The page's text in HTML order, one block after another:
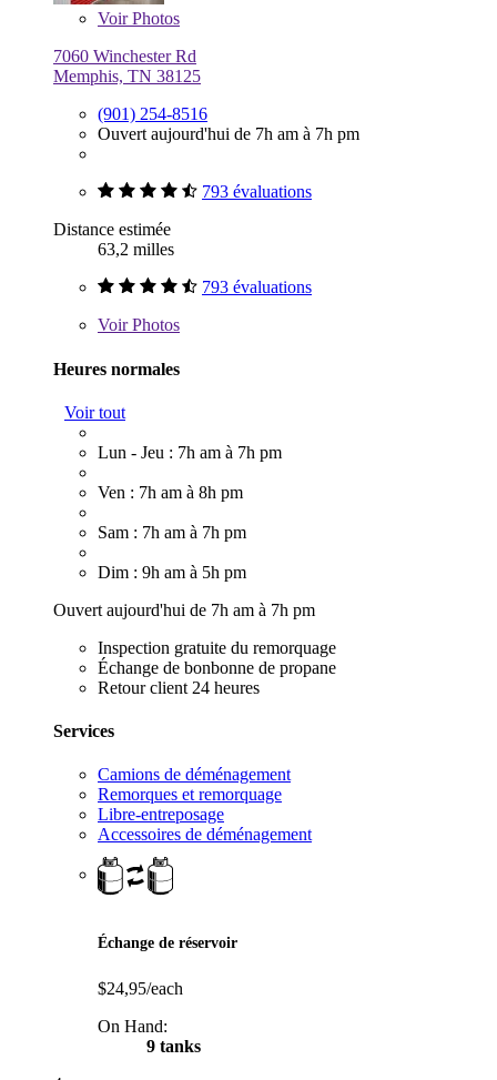
VoirPhotos
7060 Winchester Rd
Memphis, TN 38125
(901) 254-8516
Ouvert aujourd'hui de 7h am à 7h pm
793 évaluations
Distance estimée
63,2 milles
793 évaluations
VoirPhotos
Heures normales
Voir tout
Lun - Jeu : 7h am à 7h pm
Ven : 7h am à 8h pm
Sam : 7h am à 7h pm
Dim : 9h am à 5h pm
Ouvert aujourd'hui de 7h am à 7h pm
Inspection gratuite du remorquage
Échange de bonbonne de propane
Retour client 24 heures
Services
Camions de déménagement
Remorques et remorquage
Libre-entreposage
Accessoires de déménagement
Échange de réservoir
$24,95/each
On Hand:
9 tanks